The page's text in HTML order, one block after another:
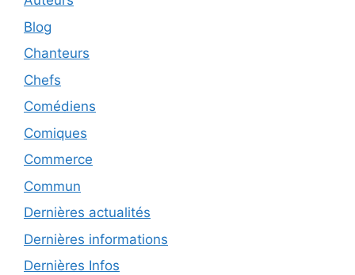
Blog
Chanteurs
Chefs
Comédiens
Comiques
Commerce
Commun
Dernières actualités
Dernières informations
Dernières Infos